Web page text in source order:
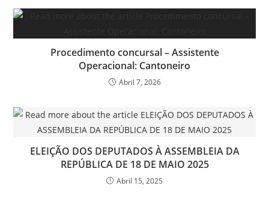
Procedimento concursal – Assistente
Operacional: Cantoneiro
Abril 7, 2026
ELEIÇÃO DOS DEPUTADOS À ASSEMBLEIA DA
REPÚBLICA DE 18 DE MAIO 2025
Abril 15, 2025